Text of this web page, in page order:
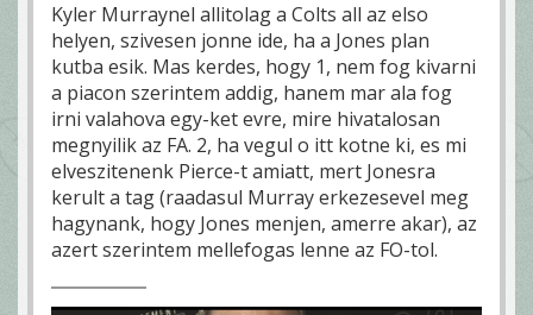
Kyler Murraynel allitolag a Colts all az elso
helyen, szivesen jonne ide, ha a Jones plan
kutba esik. Mas kerdes, hogy 1, nem fog kivarni
a piacon szerintem addig, hanem mar ala fog
irni valahova egy-ket evre, mire hivatalosan
megnyilik az FA. 2, ha vegul o itt kotne ki, es mi
elveszitenenk Pierce-t amiatt, mert Jonesra
kerult a tag (raadasul Murray erkezesevel meg
hagynank, hogy Jones menjen, amerre akar), az
azert szerintem mellefogas lenne az FO-tol.